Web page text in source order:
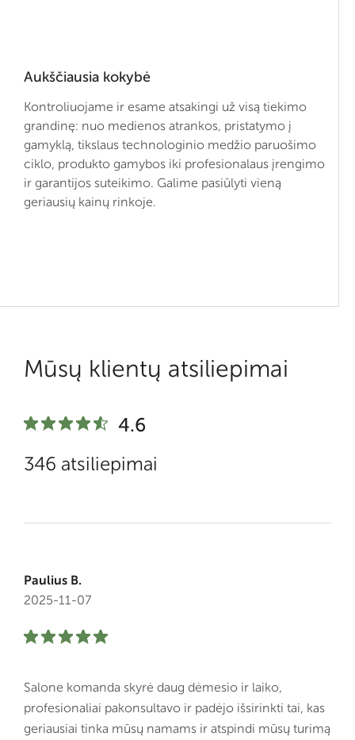
Aukščiausia kokybė
Kontroliuojame ir esame atsakingi už visą tiekimo
grandinę: nuo medienos atrankos, pristatymo į
gamyklą, tikslaus technologinio medžio paruošimo
ciklo, produkto gamybos iki profesionalaus įrengimo
ir garantijos suteikimo. Galime pasiūlyti vieną
geriausių kainų rinkoje.
Mūsų klientų atsiliepimai
4.6
346 atsiliepimai
Paulius B.
2025-11-07
Salone komanda skyrė daug dėmesio ir laiko,
profesionaliai pakonsultavo ir padėjo išsirinkti tai, kas
geriausiai tinka mūsų namams ir atspindi mūsų turimą